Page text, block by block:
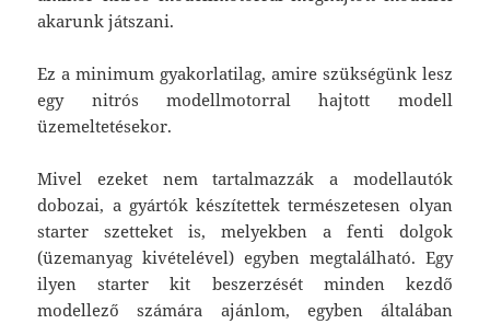
akarunk játszani.
Ez a minimum gyakorlatilag, amire szükségünk lesz
egy nitrós modellmotorral hajtott modell
üzemeltetésekor.
Mivel ezeket nem tartalmazzák a modellautók
dobozai, a gyártók készítettek természetesen olyan
starter szetteket is, melyekben a fenti dolgok
(üzemanyag kivételével) egyben megtalálható. Egy
ilyen starter kit beszerzését minden kezdő
modellező számára ajánlom, egyben általában